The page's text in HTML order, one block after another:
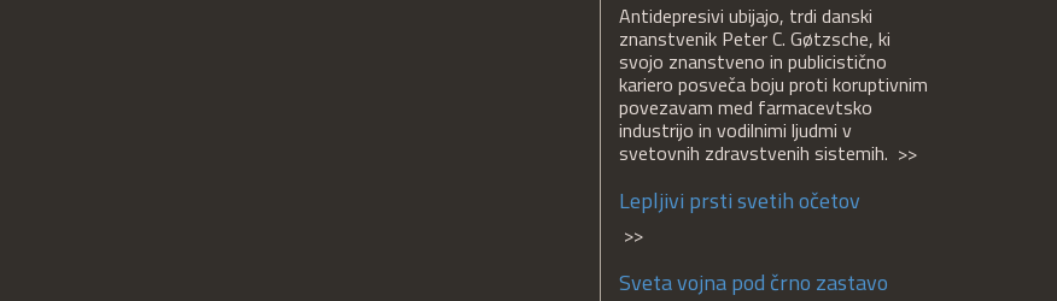
Antidepresivi ubijajo, trdi danski
znanstvenik Peter C. Gøtzsche, ki
svojo znanstveno in publicistično
kariero posveča boju proti koruptivnim
povezavam med farmacevtsko
industrijo in vodilnimi ljudmi v
svetovnih zdravstvenih sistemih. >>
Lepljivi prsti svetih očetov
>>
Sveta vojna pod črno zastavo